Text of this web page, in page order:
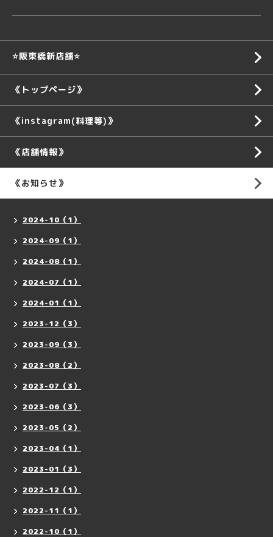
⭐️阪東橋新店舗⭐️
《トップページ》
《instagram(料理等)》
《店舗情報》
《お知らせ》
2024-10（1）
2024-09（1）
2024-08（1）
2024-07（1）
2024-01（1）
2023-12（3）
2023-09（3）
2023-08（2）
2023-07（3）
2023-06（3）
2023-05（2）
2023-04（1）
2023-01（3）
2022-12（1）
2022-11（1）
2022-10（1）